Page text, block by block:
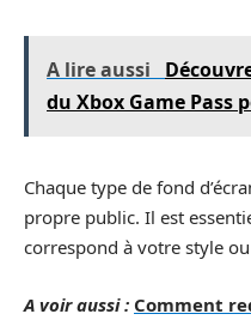
A lire aussi
du Xbox Game Pass
Chaque type de fond
propre public. Il est
correspond à votre style
A voir aussi : Comment